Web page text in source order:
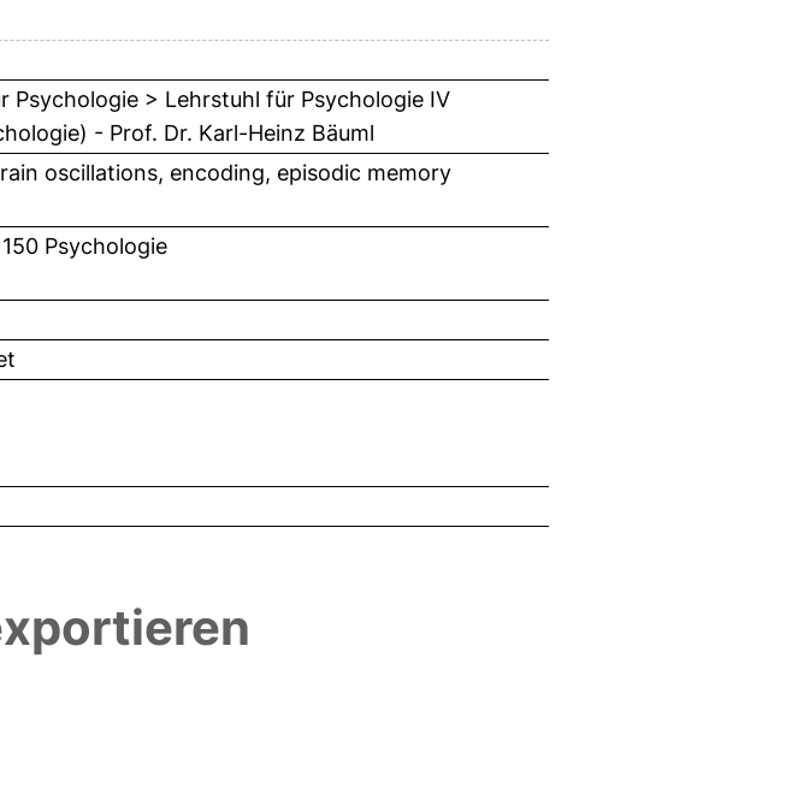
> Lehrstuhl für Psychologie IV
- Prof. Dr. Karl-Heinz Bäuml
oscillations, encoding, episodic memory
Psychologie